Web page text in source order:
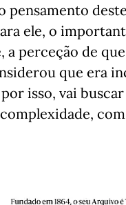
pensamento
ele, o
a perceção de
que era
isso, vai